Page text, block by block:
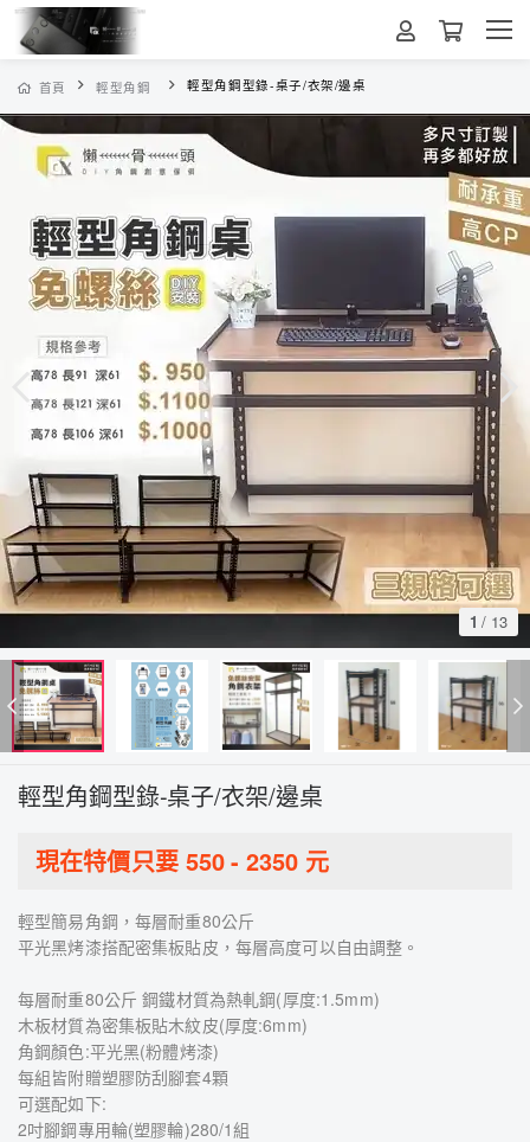
首頁 輕型角鋼 輕型角鋼型錄-桌子/衣架/邊桌
1 / 13
輕型角鋼型錄-桌子/衣架/邊桌
現在特價只要 550- 2350 元
輕型簡易角鋼，每層耐重80公斤
平光黑烤漆搭配密集板貼皮，每層高度可以自由調整。
每層耐重80公斤 鋼鐵材質為熱軋鋼(厚度:1.5mm)
木板材質為密集板貼木紋皮(厚度:6mm)
角鋼顏色:平光黑(粉體烤漆)
每組皆附贈塑膠防刮腳套4顆
可選配如下:
2吋腳鋼專用輪(塑膠輪)280/1組